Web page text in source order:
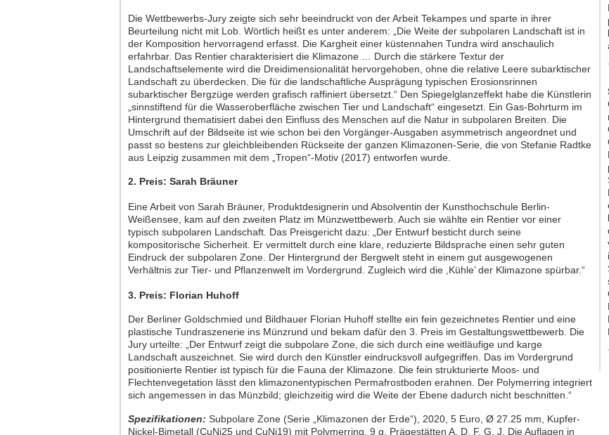
Die Wettbewerbs-Jury zeigte sich sehr beeindruckt von der Arbeit Tekampes und sparte in ihrer
Beurteilung nicht mit Lob. Wörtlich heißt es unter anderem: „Die Weite der subpolaren Landschaft ist in
der Komposition hervorragend erfasst. Die Kargheit einer küstennahen Tundra wird anschaulich
erfahrbar. Das Rentier charakterisiert die Klimazone … Durch die stärkere Textur der
Landschaftselemente wird die Dreidimensionalität hervorgehoben, ohne die relative Leere subarktischer
Landschaft zu überdecken. Die für die landschaftliche Ausprägung typischen Erosionsrinnen
subarktischer Bergzüge werden grafisch raffiniert übersetzt.“ Den Spiegelglanzeffekt habe die Künstlerin
„sinnstiftend für die Wasseroberfläche zwischen Tier und Landschaft“ eingesetzt. Ein Gas-Bohrturm im
Hintergrund thematisiert dabei den Einfluss des Menschen auf die Natur in subpolaren Breiten. Die
Umschrift auf der Bildseite ist wie schon bei den Vorgänger-Ausgaben asymmetrisch angeordnet und
passt so bestens zur gleichbleibenden Rückseite der ganzen Klimazonen-Serie, die von Stefanie Radtke
aus Leipzig zusammen mit dem „Tropen“-Motiv (2017) entworfen wurde.
2. Preis: Sarah Bräuner
Eine Arbeit von Sarah Bräuner, Produktdesignerin und Absolventin der Kunsthochschule Berlin-
Weißensee, kam auf den zweiten Platz im Münzwettbewerb. Auch sie wählte ein Rentier vor einer
typisch subpolaren Landschaft. Das Preisgericht dazu: „Der Entwurf besticht durch seine
kompositorische Sicherheit. Er vermittelt durch eine klare, reduzierte Bildsprache einen sehr guten
Eindruck der subpolaren Zone. Der Hintergrund der Bergwelt steht in einem gut ausgewogenen
Verhältnis zur Tier- und Pflanzenwelt im Vordergrund. Zugleich wird die ,Kühle’ der Klimazone spürbar.“
3. Preis: Florian Huhoff
Der Berliner Goldschmied und Bildhauer Florian Huhoff stellte ein fein gezeichnetes Rentier und eine
plastische Tundraszenerie ins Münzrund und bekam dafür den 3. Preis im Gestaltungswettbewerb. Die
Jury urteilte: „Der Entwurf zeigt die subpolare Zone, die sich durch eine weitläufige und karge
Landschaft auszeichnet. Sie wird durch den Künstler eindrucksvoll aufgegriffen. Das im Vordergrund
positionierte Rentier ist typisch für die Fauna der Klimazone. Die fein strukturierte Moos- und
Flechtenvegetation lässt den klimazonentypischen Permafrostboden erahnen. Der Polymerring integriert
sich angemessen in das Münzbild; gleichzeitig wird die Weite der Ebene dadurch nicht beschnitten.“
Spezifikationen: Subpolare Zone (Serie „Klimazonen der Erde“), 2020, 5 Euro, Ø 27.25 mm, Kupfer-
Nickel-Bimetall (CuNi25 und CuNi19) mit Polymerring, 9 g, Prägestätten A, D, F, G, J. Die Auflagen in